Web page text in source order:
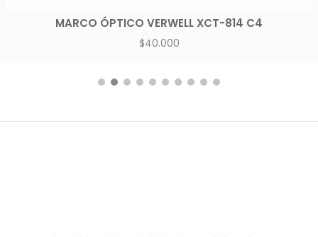
MARCO ÓPTICO VERWELL XCT-814 C4
$40.000